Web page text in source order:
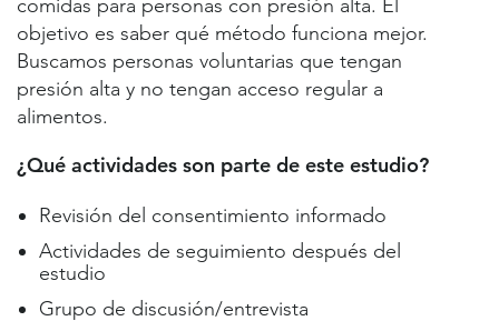
comidas para personas con presión alta. El
objetivo es saber qué método funciona mejor.
Buscamos personas voluntarias que tengan
presión alta y no tengan acceso regular a
alimentos.
¿Qué actividades son parte de este estudio?
Revisión del consentimiento informado
Actividades de seguimiento después del
estudio
Grupo de discusión/entrevista